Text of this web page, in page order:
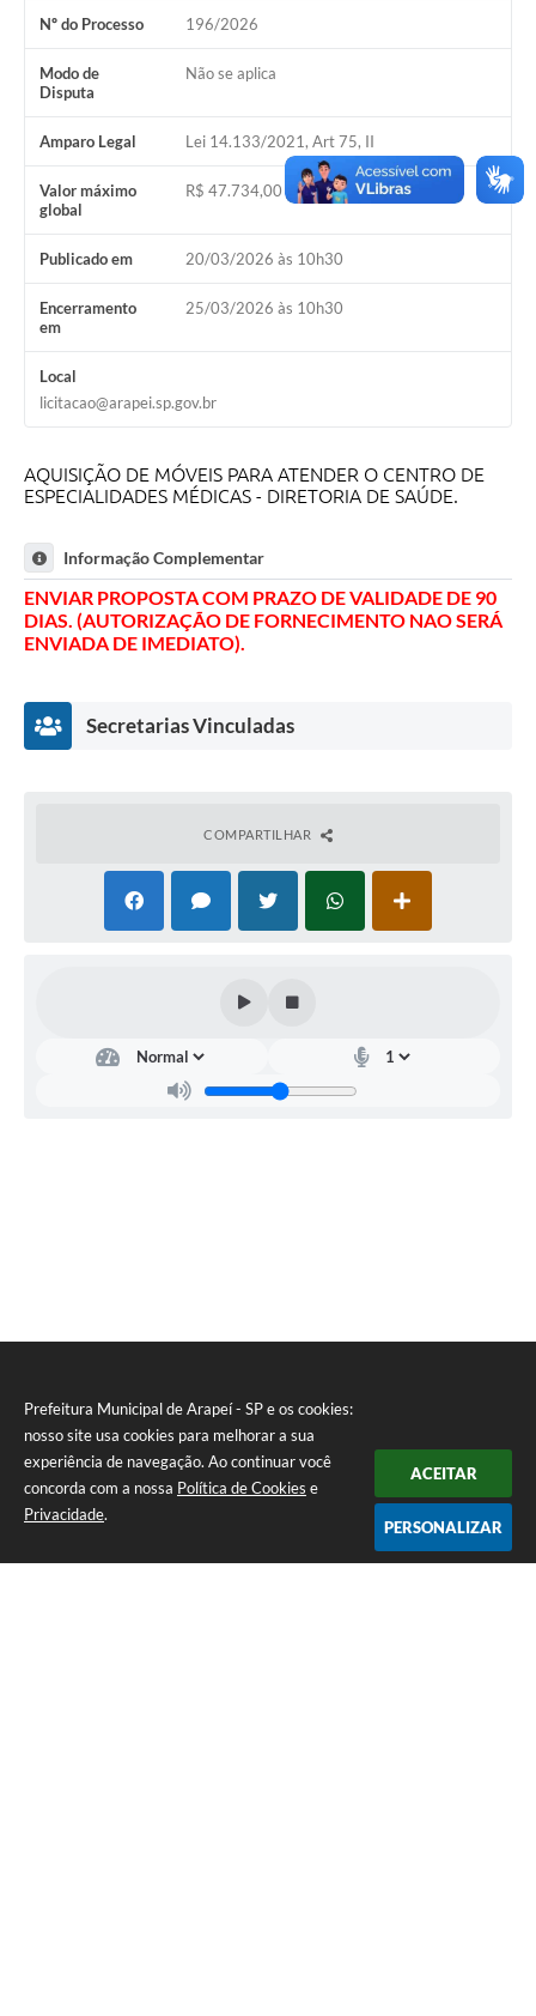
Prefeitura Municipal de Arapeí - SP e os cookies:
nosso site usa cookies para melhorar a sua
experiência de navegação. Ao continuar você
concorda com a nossa Política de Cookies e
Privacidade.
ACEITAR
PERSONALIZAR
Contratos
Audiências Públicas
Publicações 3º Setor
Contas Públicas
Telefones Úteis
Emprega
Enquete
Agenda
SIC
Planejamento
Nº do Processo 196/2026
Modo de
Disputa
Não se aplica
Amparo Legal Lei 14.133/2021, Art 75, II
Valor máximo
global
R$ 47.734,00
Publicado em 20/03/2026 às 10h30
Encerramento
em
25/03/2026 às 10h30
Local
licitacao@arapei.sp.gov.br
AQUISIÇÃO DE MÓVEIS PARA ATENDER O CENTRO DE
ESPECIALIDADES MÉDICAS - DIRETORIA DE SAÚDE.
Informação Complementar
ENVIAR PROPOSTA COM PRAZO DE VALIDADE DE 90
DIAS. (AUTORIZAÇÃO DE FORNECIMENTO NAO SERÁ
ENVIADA DE IMEDIATO).
Secretarias Vinculadas
tori
COMPARTILHAR